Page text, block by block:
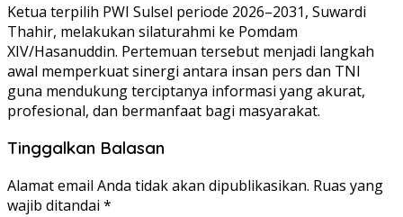
Ketua terpilih PWI Sulsel periode 2026–2031, Suwardi
Thahir, melakukan silaturahmi ke Pomdam
XIV/Hasanuddin. Pertemuan tersebut menjadi langkah
awal memperkuat sinergi antara insan pers dan TNI
guna mendukung terciptanya informasi yang akurat,
profesional, dan bermanfaat bagi masyarakat.
Tinggalkan Balasan
Alamat email Anda tidak akan dipublikasikan. Ruas yang
wajib ditandai *